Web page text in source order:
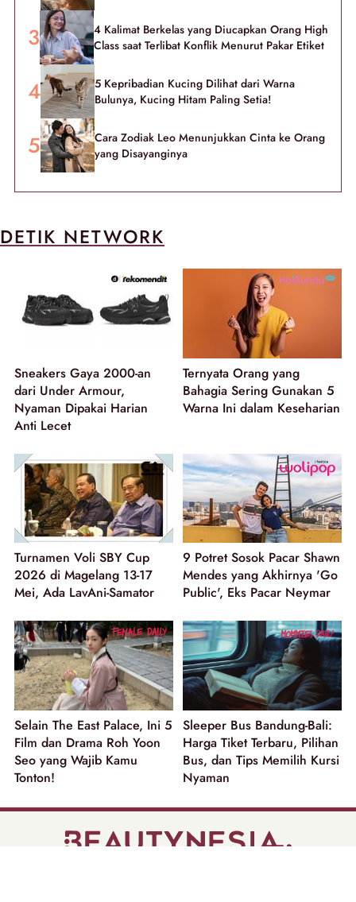
4 Kalimat Berkelas yang Diucapkan Orang High
Class saat Terlibat Konflik Menurut Pakar Etiket
5 Kepribadian Kucing Dilihat dari Warna
Bulunya, Kucing Hitam Paling Setia!
Cara Zodiak Leo Menunjukkan Cinta ke Orang
yang Disayanginya
DETIK NETWORK
Sneakers Gaya 2000-an
dari Under Armour,
Nyaman Dipakai Harian
Anti Lecet
Ternyata Orang yang
Bahagia Sering Gunakan 5
Warna Ini dalam Keseharian
Turnamen Voli SBY Cup
2026 di Magelang 13-17
Mei, Ada LavAni-Samator
9 Potret Sosok Pacar Shawn
Mendes yang Akhirnya 'Go
Public', Eks Pacar Neymar
Selain The East Palace, Ini 5
Film dan Drama Roh Yoon
Seo yang Wajib Kamu
Tonton!
Sleeper Bus Bandung-Bali:
Harga Tiket Terbaru, Pilihan
Bus, dan Tips Memilih Kursi
Nyaman